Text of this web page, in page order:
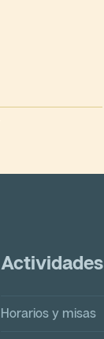
Actividades
Horarios y misas